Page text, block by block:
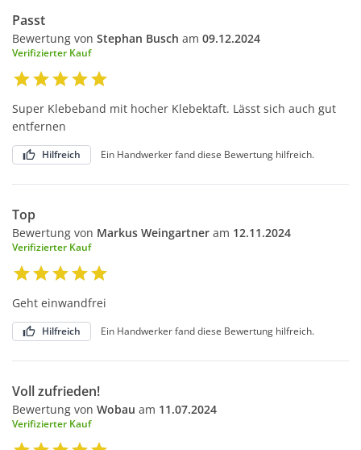
Passt
Bewertung von Stephan Busch am 09.12.2024
Verifizierter Kauf
Super Klebeband mit hocher Klebektaft. Lässt sich auch gut
entfernen
Hilfreich Ein Handwerker fand diese Bewertung hilfreich.
Top
Bewertung von Markus Weingartner am 12.11.2024
Verifizierter Kauf
Geht einwandfrei
Hilfreich Ein Handwerker fand diese Bewertung hilfreich.
Voll zufrieden!
Bewertung von Wobau am 11.07.2024
Verifizierter Kauf